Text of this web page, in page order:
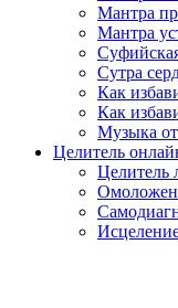
Мантра
Мантра
Сутра
Как
Как
Музыка
Целитель
Целитель